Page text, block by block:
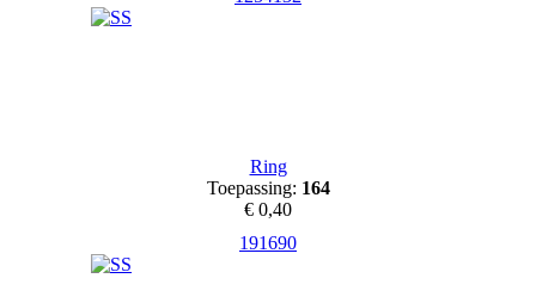
Ring
Toepassing: 164
€ 0,40
191690